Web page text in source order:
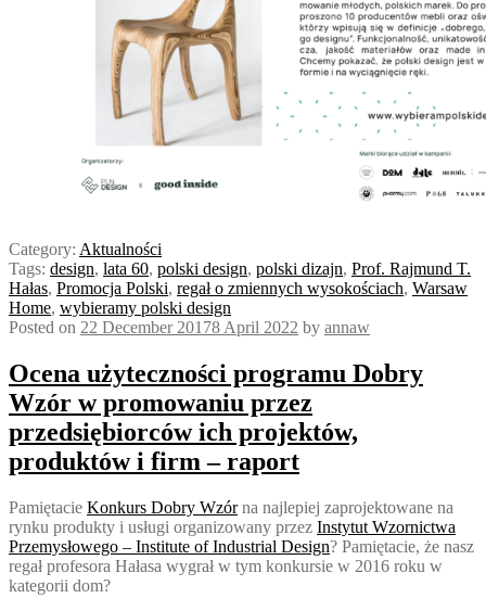
Category: Aktualności
Tags: design, lata 60, polski design, polski dizajn, Prof. Rajmund T.
Hałas, Promocja Polski, regał o zmiennych wysokościach, Warsaw
Home, wybieramy polski design
Posted on 22 December 20178 April 2022 by annaw
Ocena użyteczności programu Dobry
Wzór w promowaniu przez
przedsiębiorców ich projektów,
produktów i firm – raport
Pamiętacie Konkurs Dobry Wzórna najlepiej zaprojektowane na
rynku produkty i usługi organizowany przez Instytut Wzornictwa
Przemysłowego – Institute of Industrial Design? Pamiętacie, że nasz
regał profesora Hałasa wygrał w tym konkursie w 2016 roku w
kategorii dom?